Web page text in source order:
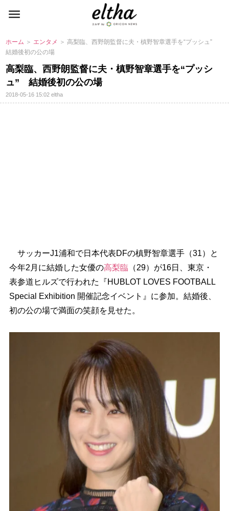
ホーム ＞ エンタメ ＞ 高梨臨、西野朗監督に夫・槙野智章選手を“プッシュ”
結婚後初の公の場
高梨臨、西野朗監督に夫・槙野智章選手を“プッシ
ュ” 結婚後初の公の場
2018-05-16 15:02eltha
サッカーJ1浦和で日本代表DFの槙野智章選手（31）と
今年2月に結婚した女優の高梨臨（29）が16日、東京・
表参道ヒルズで行われた『HUBLOT LOVES FOOTBALL
Special Exhibition 開催記念イベント』に参加。結婚後、
初の公の場で満面の笑顔を見せた。